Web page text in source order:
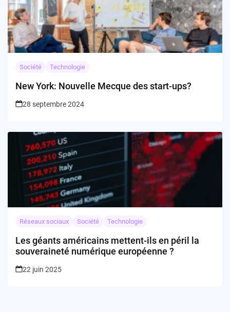
Société Technologie
New York: Nouvelle Mecque des start-ups?
28 septembre 2024
Réseaux sociaux Société Technologie
Les géants américains mettent-ils en péril la
souveraineté numérique européenne ?
22 juin 2025